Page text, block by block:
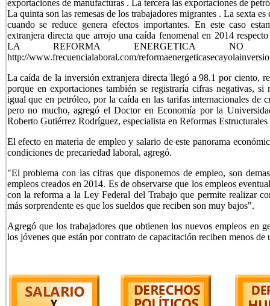
exportaciones de manufacturas . La tercera las exportaciones de
La quinta son las remesas de los trabajadores migrantes . La sexta
cuando se reduce genera efectos importantes. En este caso
extranjera directa que arrojo una caída fenomenal en 2014
LA REFORMA ENERGETICA NO
http://www.frecuencialaboral.com/
La caída de la inversión extranjera directa llegó a 98.1 por ciento,
porque en exportaciones también se registraría cifras negativas,
igual que en petróleo, por la caída en las tarifas internacionales de
pero no mucho, agregó el Doctor en Economía por la
Roberto Gutiérrez Rodríguez, especialista en Reformas
El efecto en materia de empleo y salario de este panorama
condiciones de precariedad laboral, agregó.
"El problema con las cifras que disponemos de empleo, son
empleos creados en 2014. Es de observarse que los empleos
con la reforma a la Ley Federal del Trabajo que permite realizar
más sorprendente es que los sueldos que reciben son muy bajos".
Agregó que los trabajadores que obtienen los nuevos empleos en
los jóvenes que están por contrato de capacitación reciben menos